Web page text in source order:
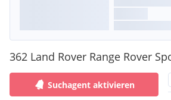
362 Land Rover Range Rover
Suchagent aktivieren